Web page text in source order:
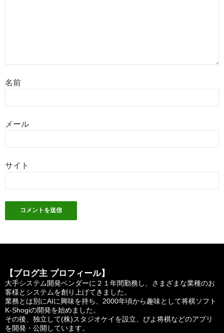
名前
メール
サイト
【ブログ主 プロフィール】
大手システム開発ベンダーに２１年間勤務し、さまざまな業種のお
客様とシステムを創り上げてきました。
業務とは別にAIに興味を持ち、2000年頃から趣味として将棋ソフト
K-Shogiの開発を始めました。
その後、独立して(株)スタジオケイを設立、ぴよ将棋などのアプリ
を開発・公開しています。